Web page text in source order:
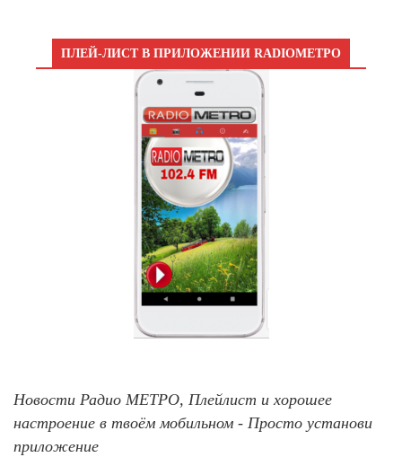
ПЛЕЙ-ЛИСТ В ПРИЛОЖЕНИИ RADIOМЕТРО
Новости Радио МЕТРО, Плейлист и хорошее
настроение в твоём мобильном - Просто установи
приложение